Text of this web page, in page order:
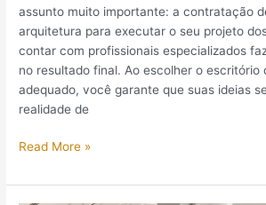
assunto muito importante: a contratação
arquitetura para executar o seu projeto
contar com profissionais especializados
no resultado final. Ao escolher o escritório
adequado, você garante que suas ideias
realidade de
Read More »